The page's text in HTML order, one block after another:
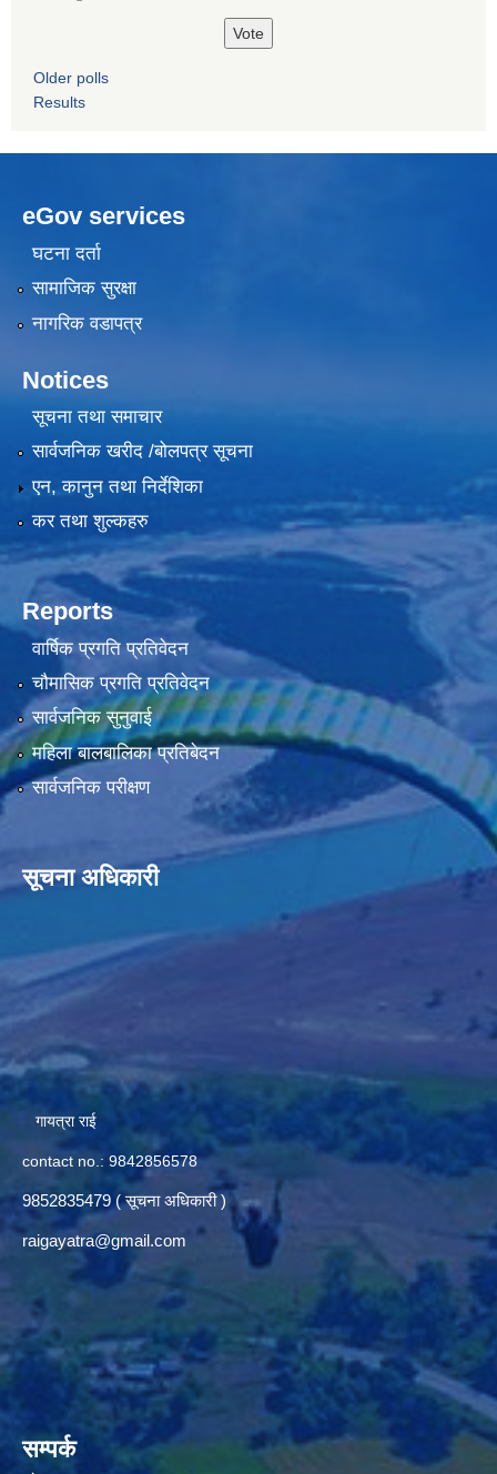
Older polls
Results
eGov services
घटना दर्ता
सामाजिक सुरक्षा
नागरिक वडापत्र
Notices
सूचना तथा समाचार
सार्वजनिक खरीद /बोलपत्र सूचना
एन, कानुन तथा निर्देशिका
कर तथा शुल्कहरु
Reports
वार्षिक प्रगति प्रतिवेदन
चौमासिक प्रगति प्रतिवेदन
सार्वजनिक सुनुवाई
महिला बालबालिका प्रतिबेदन
सार्वजनिक परीक्षण
सूचना अधिकारी
गायत्रा राई
contact no.: 9842856578
9852835479 ( सूचना अधिकारी )
raigayatra@gmail.com
सम्पर्क